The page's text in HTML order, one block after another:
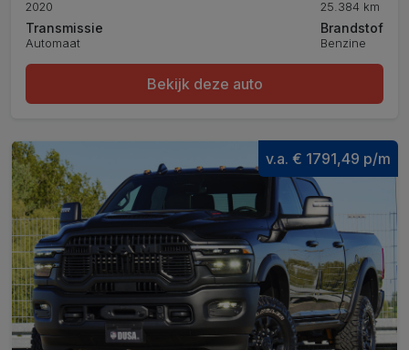
2020
Transmissie
Automaat
25.384 km
Brandstof
Benzine
Bekijk deze auto
v.a. € 1791,49 p/m